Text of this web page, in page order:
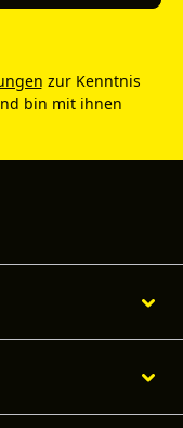
zur Kenntnis
bin mit ihnen